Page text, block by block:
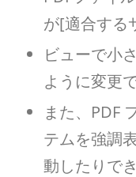
が[適合する
ビューで小
ように変更
また、PDF
テムを強調
動したりで